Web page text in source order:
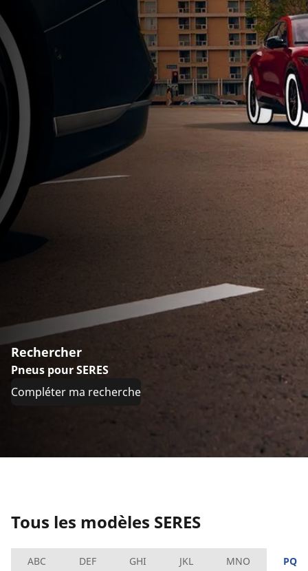
Rechercher
Pneus pour SERES
Compléter ma recherche
Tous les modèles SERES
ABC DEF GHI JKL MNO PQRS